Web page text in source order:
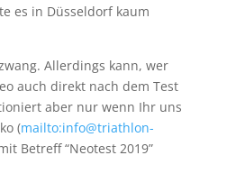
es in Düsseldorf kaum
Allerdings kann, wer
auch direkt nach dem Test
aber nur wenn Ihr uns
(mailto:info@triathlon-
Betreff “Neotest 2019”